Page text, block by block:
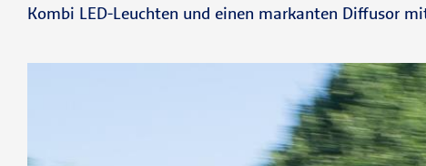
Kombi LED-Leuchten und einen markanten Diffusor